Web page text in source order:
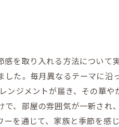
を取り入れる方法につい
た。毎月異なるテーマに
ンジメントが届き、その華
、部屋の雰囲気が一新さ
を通じて、家族と季節を